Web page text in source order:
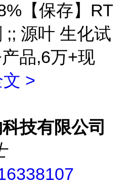
【保存】RT
;; 源叶 生化试
品,6万+现
>
技有限公司